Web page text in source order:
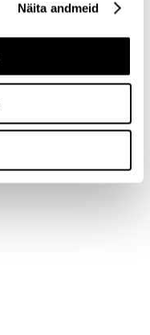
Näita andmeid